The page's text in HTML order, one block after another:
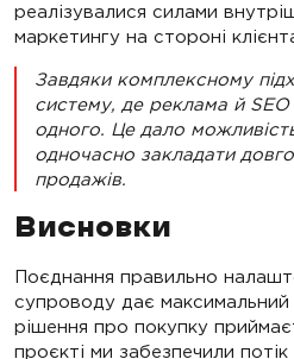
реалізувалися силами
маркетингу на стороні
Завдяки комплексному
систему, де реклама й
одного. Це дало
одночасно закладати
продажів.
Висновки
Поєднання правильно
супроводу дає
рішення про покупку
проєкті ми забезпечили